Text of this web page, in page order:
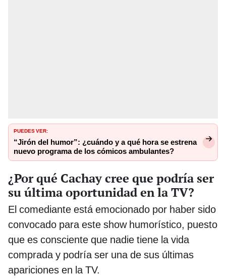
PUEDES VER:
“Jirón del humor”: ¿cuándo y a qué hora se estrena
nuevo programa de los cómicos ambulantes?
¿Por qué Cachay cree que podría ser
su última oportunidad en la TV?
El comediante está emocionado por haber sido
convocado para este show humorístico, puesto
que es consciente que nadie tiene la vida
comprada y podría ser una de sus últimas
apariciones en la TV.